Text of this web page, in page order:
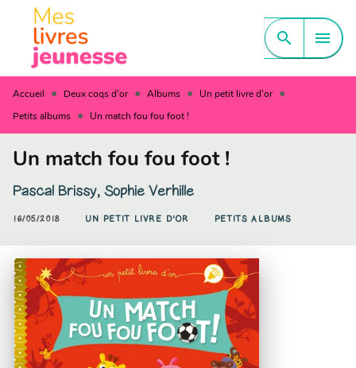
MENU CONTENU
PIED DE PAGE
search menu
Accueil • Deux coqs d'or • Albums • Un petit livre d'or •
Petits albums • Un match fou fou foot !
Un match fou fou foot !
Pascal Brissy, Sophie Verhille
16/05/2018 UN PETIT LIVRE D'OR PETITS ALBUMS